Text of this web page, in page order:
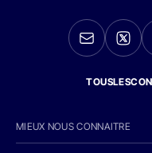
MIEUX NOUS CONNAITRE